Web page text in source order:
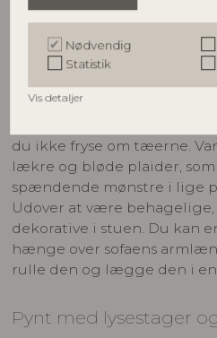
Nødvendig
Statistik
Vis detaljer
Få varmen med lækre
I de kolde vintermåneder
bedre end at tænde
rette med en god film, en
du ikke fryse om tæerne.
lækre og bløde plaider,
spændende mønstre i lige
Udover at være behagelige,
dekorative i stuen. Du kan
hænge over sofaens
rulle den og lægge den i en
Pynt med lysestager